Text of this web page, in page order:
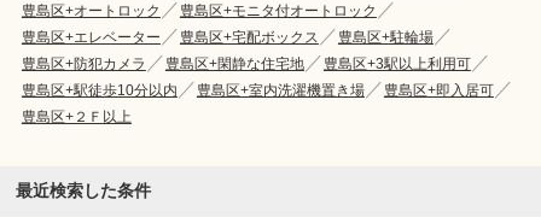
豊島区+オートロック
豊島区+モニタ付オートロック
豊島区+エレベーター
豊島区+宅配ボックス
豊島区+駐輪場
豊島区+防犯カメラ
豊島区+閑静な住宅地
豊島区+3駅以上利用可
豊島区+駅徒歩10分以内
豊島区+室内洗濯機置き場
豊島区+即入居可
豊島区+２Ｆ以上
最近検索した条件